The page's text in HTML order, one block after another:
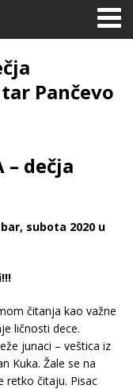
Pančevo
– dečja
subota 2020 u
čitanja kao važne
ličnosti dece.
junaci – veštica iz
Kuka. Žale se na
retko čitaju. Pisac